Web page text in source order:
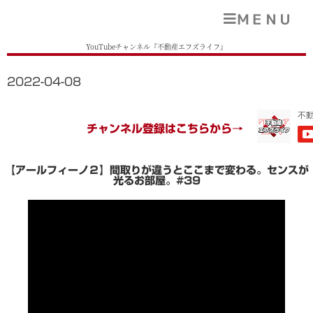
ＭＥＮＵ
YouTubeチャンネル『不動産エフズライフ』
2022-04-08
チャンネル登録はこちらから→
【アールフィーノ２】間取りが違うとここまで変わる。センスが
光るお部屋。#39